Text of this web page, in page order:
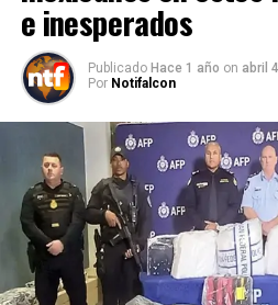
e inesperados
Publicado Hace 1 año on abril
Por Notifalcon